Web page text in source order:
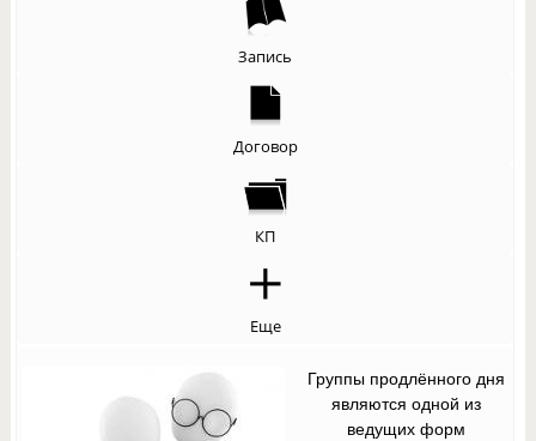
Запись
Договор
КП
Еще
Группы продлённого дня
являются одной из
ведущих форм